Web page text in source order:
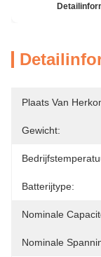
Plaats Van
Gewicht:
Batterijtype:
Nominale
Nominale